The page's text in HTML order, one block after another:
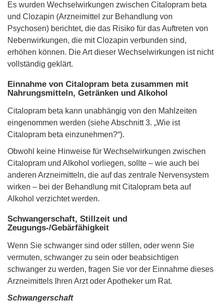
Es wurden Wechselwirkungen zwischen Citalopram beta
und Clozapin (Arzneimittel zur Behandlung von
Psychosen) berichtet, die das Risiko für das Auftreten von
Nebenwirkungen, die mit Clozapin verbunden sind,
erhöhen können. Die Art dieser Wechselwirkungen ist nicht
vollständig geklärt.
Einnahme von Citalopram beta zusammen mit
Nahrungsmitteln, Getränken und Alkohol
Citalopram beta kann unabhängig von den Mahlzeiten
eingenommen werden (siehe Abschnitt 3. „Wie ist
Citalopram beta einzunehmen?“).
Obwohl keine Hinweise für Wechselwirkungen zwischen
Citalopram und Alkohol vorliegen, sollte – wie auch bei
anderen Arzneimitteln, die auf das zentrale Nervensystem
wirken – bei der Behandlung mit Citalopram beta auf
Alkohol verzichtet werden.
Schwangerschaft, Stillzeit und
Zeugungs-/Gebärfähigkeit
Wenn Sie schwanger sind oder stillen, oder wenn Sie
vermuten, schwanger zu sein oder beabsichtigen
schwanger zu werden, fragen Sie vor der Einnahme dieses
Arzneimittels Ihren Arzt oder Apotheker um Rat.
Schwangerschaft